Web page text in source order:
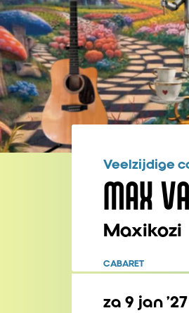
MAX
Maxikozi
Veelzijdige
CABARET
za 9 jan ’27